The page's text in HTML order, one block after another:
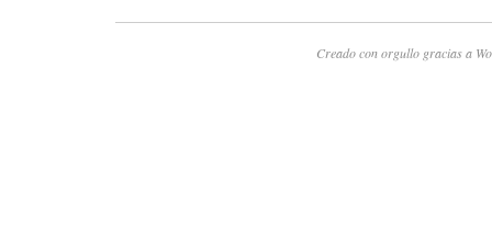
Creado con orgullo gracias a